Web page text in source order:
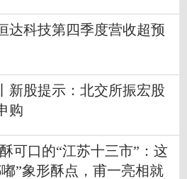
达科技第四季度营收超预
新股提示：北交所振宏股
购
可口的“江苏十三市”：这
”象形酥点，甫一亮相就